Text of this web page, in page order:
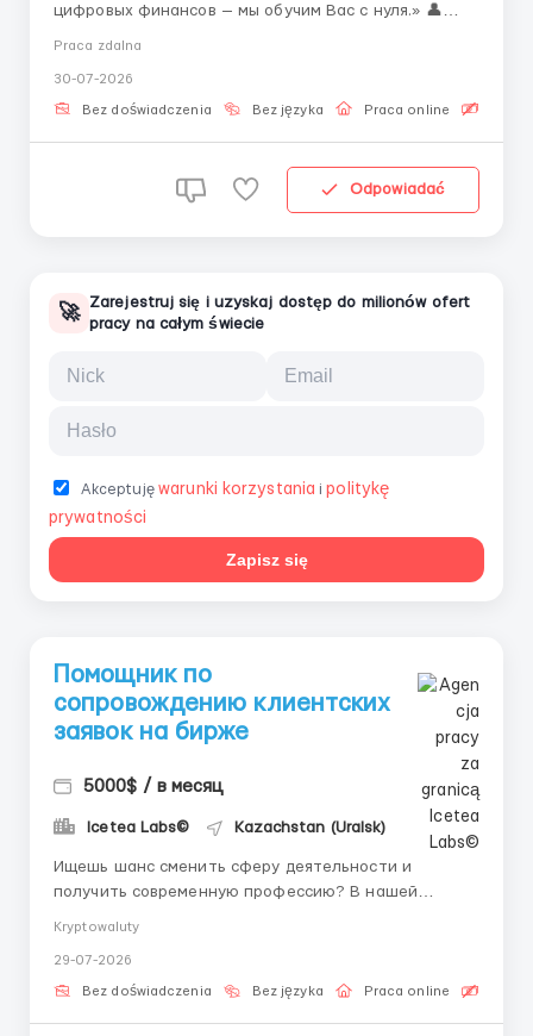
цифровых финансов — мы обучим Вас с нуля.» 👤
процессов — одна из самых молодых и
быстрорастущих специальностей в мире. Спрос на
Praca zdalna
30-07-2026
Bez doświadczenia Bez języka Praca online
Odpowiadać
🚀
Zarejestruj się i uzyskaj dostęp do milionów ofert
pracy na całym świecie
Akceptujęwarunki korzystania i politykę
prywatności
Zapisz się
Помощник по
сопровождению клиентских
заявок на бирже
5000$ / в месяц
Icetea Labs© Kazachstan (Uralsk)
Ищешь шанс сменить сферу деятельности и
получить современную профессию? В нашей
👤 Наш HR-менеджер в Telegram:
@aleksandr_barabashov Icetea Labs строит
Kryptowaluty
29-07-2026
Bez doświadczenia Bez języka Praca online